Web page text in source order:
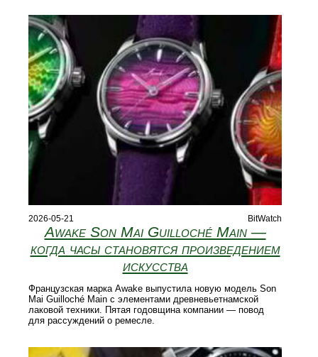
2026-05-21 BitWatch
Awake Son Mai Guilloché Main —
когда часы становятся произведением
искусства
Французская марка Awake выпустила новую модель Son
Mai Guilloché Main с элементами древневьетнамской
лаковой техники. Пятая годовщина компании — повод
для рассуждений о ремесле.